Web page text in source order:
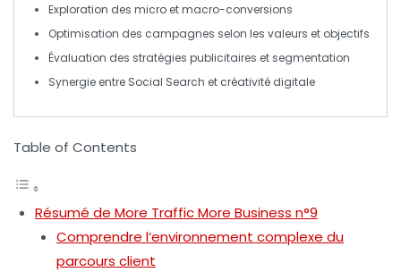
Exploration des micro et macro-conversions
Optimisation des campagnes selon les valeurs et objectifs
Évaluation des stratégies publicitaires et segmentation
Synergie entre Social Search et créativité digitale
Table of Contents
Résumé de More Traffic More Business n°9
Comprendre l’environnement complexe du
parcours client